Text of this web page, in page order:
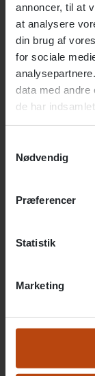
annoncer, til at
at analysere
din brug af
for sociale
data med andre
de har
Nødvendig
Præferencer
Statistik
Marketing